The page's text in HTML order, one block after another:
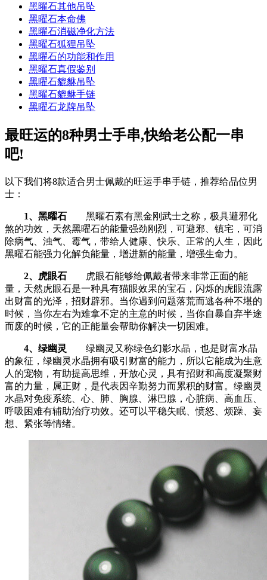
黑曜石其他吊坠
黑曜石本命佛
黑曜石消磁净化方法
黑曜石狐狸吊坠
黑曜石的功能和作用
黑曜石真假鉴别
黑曜石貔貅吊坠
黑曜石貔貅手链
黑曜石龙牌吊坠
最旺运的8种男士手串,快给老公配一串
吧!
以下我们将8款适合男士佩戴的旺运手串手链，推荐给品位男
士：
1、黑曜石 黑曜石素有黑金刚武士之称，极具避邪化
煞的功效，天然黑曜石的能量强劲刚烈，可避邪、镇宅，可消
除病气、浊气、霉气，带给人健康、快乐、正常的人生，因此
黑曜石能强力化解负能量，增进新的能量，增强生命力。
2、虎眼石 虎眼石能够给佩戴者带来非常正面的能
量，天然虎眼石是一种具有猫眼效果的宝石，闪烁的虎眼流露
出财富的光泽，招财辟邪。当你遇到问题落荒而逃各种不堪的
时候，当你左右为难拿不定的主意的时候，当你自暴自弃半途
而废的时候，它的正能量会帮助你解决一切困难。
4、绿幽灵
绿幽灵又称绿色幻影水晶，也是财富水晶
的象征，绿幽灵水晶拥有吸引财富的能力，所以它能成为生意
人的宠物，有助提高思维，开放心灵，具有招财和高度凝聚财
富的力量，属正财，是代表因辛勤努力而累积的财富。绿幽灵
水晶对免疫系统、心、肺、胸腺、淋巴腺，心脏病、高血压、
呼吸困难有辅助治疗功效。还可以平稳失眠、愤怒、烦躁、妄
想、紧张等情绪。